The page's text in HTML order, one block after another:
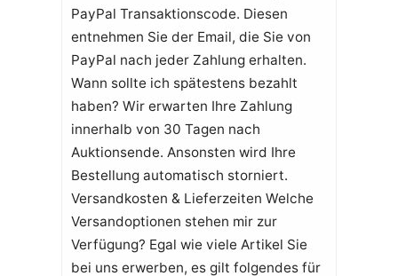
PayPal Transaktionscode. Diesen
entnehmen Sie der Email, die Sie von
PayPal nach jeder Zahlung erhalten.
Wann sollte ich spätestens bezahlt
haben? Wir erwarten Ihre Zahlung
innerhalb von 30 Tagen nach
Auktionsende. Ansonsten wird Ihre
Bestellung automatisch storniert.
Versandkosten & Lieferzeiten Welche
Versandoptionen stehen mir zur
Verfügung? Egal wie viele Artikel Sie
bei uns erwerben, es gilt folgendes für